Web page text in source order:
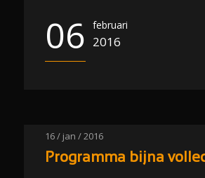
06 februari
2016
16 / jan / 2016
Programma bijna